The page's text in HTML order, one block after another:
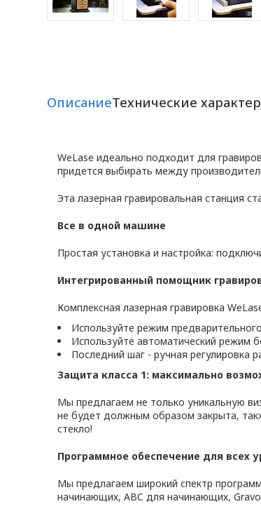
ОписаниеТехнические
WeLase идеально подходит для
придется выбирать между
Эта лазерная гравировальная станция
Все в одной машине
Простая установка и настройка:
Интегрированный помощник
Комплексная лазерная гравировка
Используйте режим
Используйте автоматический режим
Последний шаг - ручная регулировка
Защита класса 1: максимально
Мы предлагаем не только уникальную
не будет должным образом закрыта,
стекло!
Программное обеспечение для всех
Мы предлагаем широкий спектр
начинающих, ABC для начинающих,